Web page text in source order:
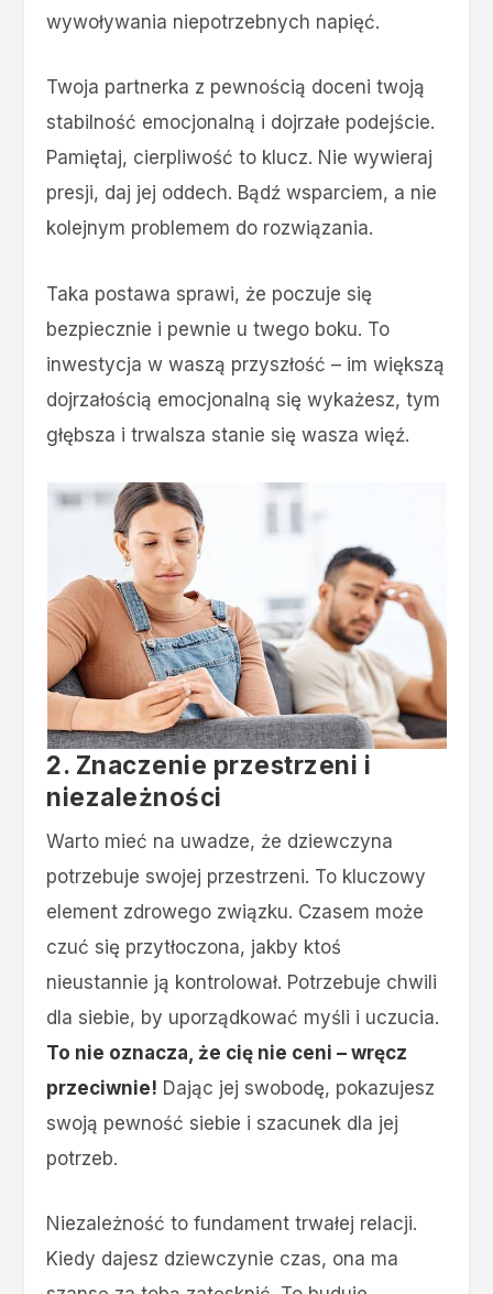
wywoływania niepotrzebnych napięć.
Twoja partnerka z pewnością doceni twoją
stabilność emocjonalną i dojrzałe podejście.
Pamiętaj, cierpliwość to klucz. Nie wywieraj
presji, daj jej oddech. Bądź wsparciem, a nie
kolejnym problemem do rozwiązania.
Taka postawa sprawi, że poczuje się
bezpiecznie i pewnie u twego boku. To
inwestycja w waszą przyszłość – im większą
dojrzałością emocjonalną się wykażesz, tym
głębsza i trwalsza stanie się wasza więź.
2. Znaczenie przestrzeni i
niezależności
Warto mieć na uwadze, że dziewczyna
potrzebuje swojej przestrzeni. To kluczowy
element zdrowego związku. Czasem może
czuć się przytłoczona, jakby ktoś
nieustannie ją kontrolował. Potrzebuje chwili
dla siebie, by uporządkować myśli i uczucia.
To nie oznacza, że cię nie ceni – wręcz
przeciwnie! Dając jej swobodę, pokazujesz
swoją pewność siebie i szacunek dla jej
potrzeb.
Niezależność to fundament trwałej relacji.
Kiedy dajesz dziewczynie czas, ona ma